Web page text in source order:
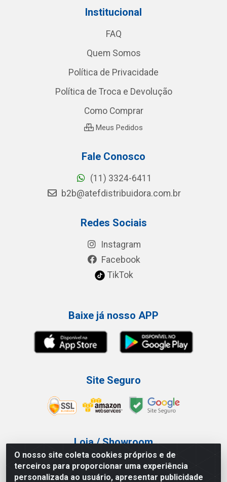
O nosso site coleta cookies próprios e de
terceiros para proporcionar uma experiência
personalizada ao usuário, apresentar publicidade
Institucional
FAQ
Quem Somos
Política de Privacidade
Política de Troca e Devolução
Como Comprar
Meus Pedidos
Fale Conosco
(11) 3324-6411
b2b@atefdistribuidora.com.br
Redes Sociais
Instagram
Facebook
TikTok
Baixe já nosso APP
Site Seguro
Loja / Showroom
Tel.: (11) 3227-0546
Av Vautier, 587/597 - Pari - São Paulo/SP